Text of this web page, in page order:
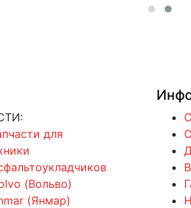
для
(Вольво)
(Янмар)